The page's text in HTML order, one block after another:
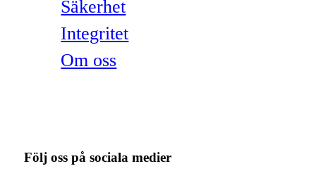
Säkerhet
Integritet
Om oss
Följ oss på sociala medier